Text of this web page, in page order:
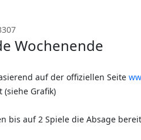
Wochenende
auf der offiziellen Seite
Grafik)
bis auf 2 Spiele die Absage